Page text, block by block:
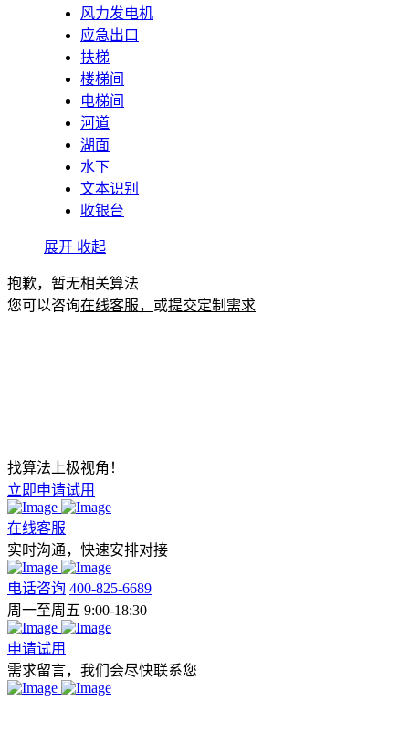
风力发电机
应急出口
扶梯
楼梯间
电梯间
河道
湖面
水下
文本识别
收银台
展开 收起
抱歉，暂无相关算法
您可以咨询在线客服， 或提交定制需求
找算法上极视角！
立即申请试用
在线客服
实时沟通，快速安排对接
电话咨询 400-825-6689
周一至周五 9:00-18:30
申请试用
需求留言，我们会尽快联系您